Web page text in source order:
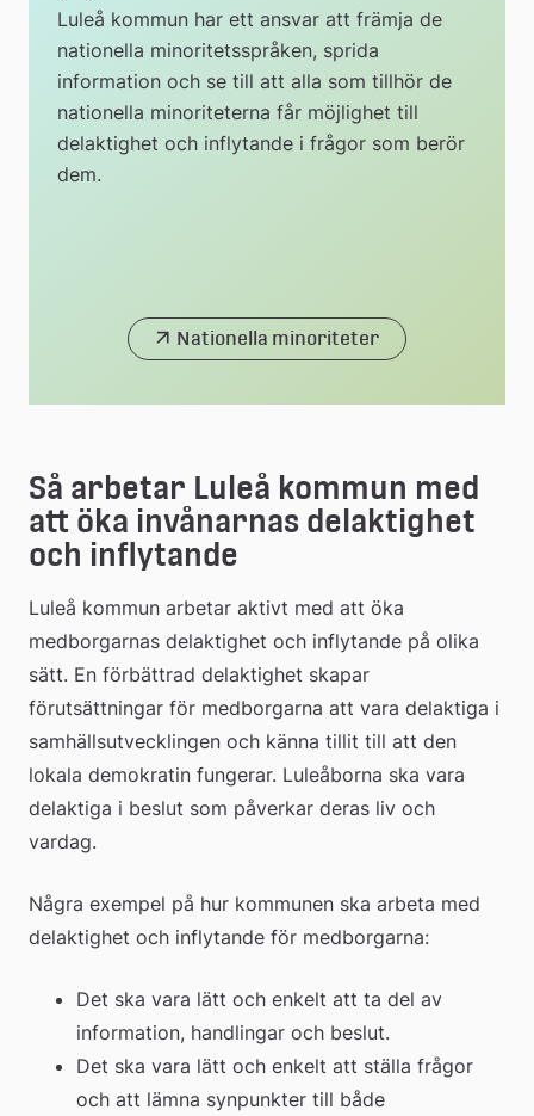
Luleå kommun har ett ansvar att främja de
nationella minoritetsspråken, sprida
information och se till att alla som tillhör de
nationella minoriteterna får möjlighet till
delaktighet och inflytande i frågor som berör
dem.
Nationella minoriteter
Så arbetar Luleå kommun med
att öka invånarnas delaktighet
och inflytande
Luleå kommun arbetar aktivt med att öka
medborgarnas delaktighet och inflytande på olika
sätt. En förbättrad delaktighet skapar
förutsättningar för medborgarna att vara delaktiga i
samhällsutvecklingen och känna tillit till att den
lokala demokratin fungerar. Luleåborna ska vara
delaktiga i beslut som påverkar deras liv och
vardag.
Några exempel på hur kommunen ska arbeta med
delaktighet och inflytande för medborgarna:
Det ska vara lätt och enkelt att ta del av
information, handlingar och beslut.
Det ska vara lätt och enkelt att ställa frågor
och att lämna synpunkter till både